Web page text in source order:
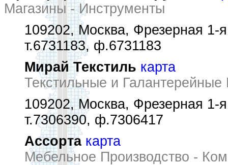
Магазины - Инструменты
109202, Москва, Фрезерная 1-
т.6731183, ф.6731183
Мирай Текстиль карта
Текстильные и
109202, Москва, Фрезерная 1-
т.7306390, ф.7306417
Ассорта карта
Мебельное Производство -